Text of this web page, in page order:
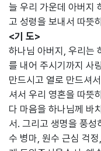
늘 우리 가운데 아버지
고 성령을 보내서 따뜻
<기 도>
하나님 아버지, 우리는
를 내어 주시기까지 사
만드시고 열로 만드셔
셔서 우리 영혼을 따뜻
다 마음을 하나님께 바
서. 그리고 생명을 풍성
수 병마, 원수 근심 걱